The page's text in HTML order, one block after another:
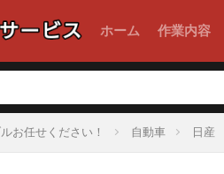
ホーム 作業内容
お任せください！ 自動車 日産